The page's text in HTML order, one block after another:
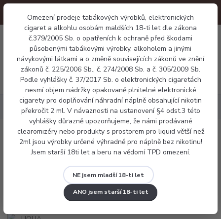
Omezení prodeje tabákových výrobků, elektronických
cigaret a alkohlu osobám maldších 18-ti let dle zákona
č.379/2005 Sb. o opatřeních k ochraně před škodami
působenými tabákovými výrobky, alkoholem a jinými
návykovými látkami a o změně souvisejících zákonů ve znění
zákonů č. 225/2006 Sb., č. 274/2008 Sb. a č. 305/2009 Sb.
Podle vyhlášky č. 37/2017 Sb. o elektronických cigaretách
nesmí objem nádržky opakovaně plnitelné elektronické
cigarety pro doplňování náhradní náplně obsahující nikotin
překročit 2 ml. V návaznosti na ustanovení §4 odst.3 této
vyhlášky důrazně upozorňujeme, že námi prodávané
clearomizéry nebo produkty s prostorem pro liquid větší než
2ml jsou výrobky určené výhradně pro náplně bez nikotinu!
Jsem starší 18ti let a beru na vědomí TPD omezení.
NE jsem mladší 18-ti let
ANO jsem starší 18-ti let
Menu
0 Kč
Náplně LIQUA Salt Strawberry Cherry Raspberry 10ml
LIQUA Salt Strawberry Cherry
Raspberry 10ml